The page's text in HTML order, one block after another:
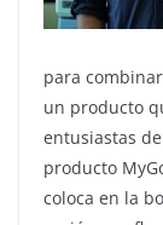
para
un producto
entusiastas
producto
coloca en la